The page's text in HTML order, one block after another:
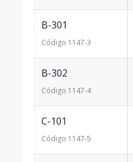
B-301
Código 1147-3
B-302
Código 1147-4
C-101
Código 1147-5